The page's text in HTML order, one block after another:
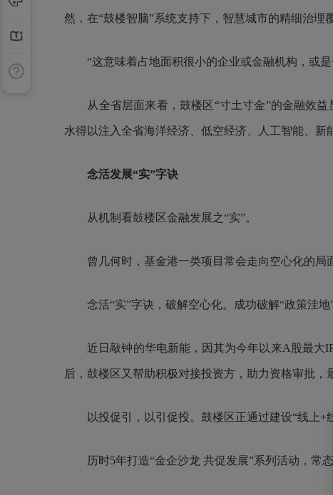
然，在“鼓楼智脑”系统支持下，智慧城市的精细治理
“这意味着占地面积很小的企业或金融机构，或是
从全省层面来看，鼓楼区“寸土寸金”的金融效益
水得以注入全省海洋经济、低空经济、人工智能、
念活发展“实”字诀
从机制看鼓楼区金融发展之“实”。
曾几何时，基金港一类项目常会走向空心化的局
念活“实”字诀，破解空心化。成功破解“政策洼地
近日敲钟的华电新能，因其为今年以来A股最大
后，鼓楼区又帮助积极对接投资方，助力资格审批，
以投促引，以引促投。鼓楼区正通过建设“线上+
历时5年打造“金企沙龙 共促发展”系列活动，常态